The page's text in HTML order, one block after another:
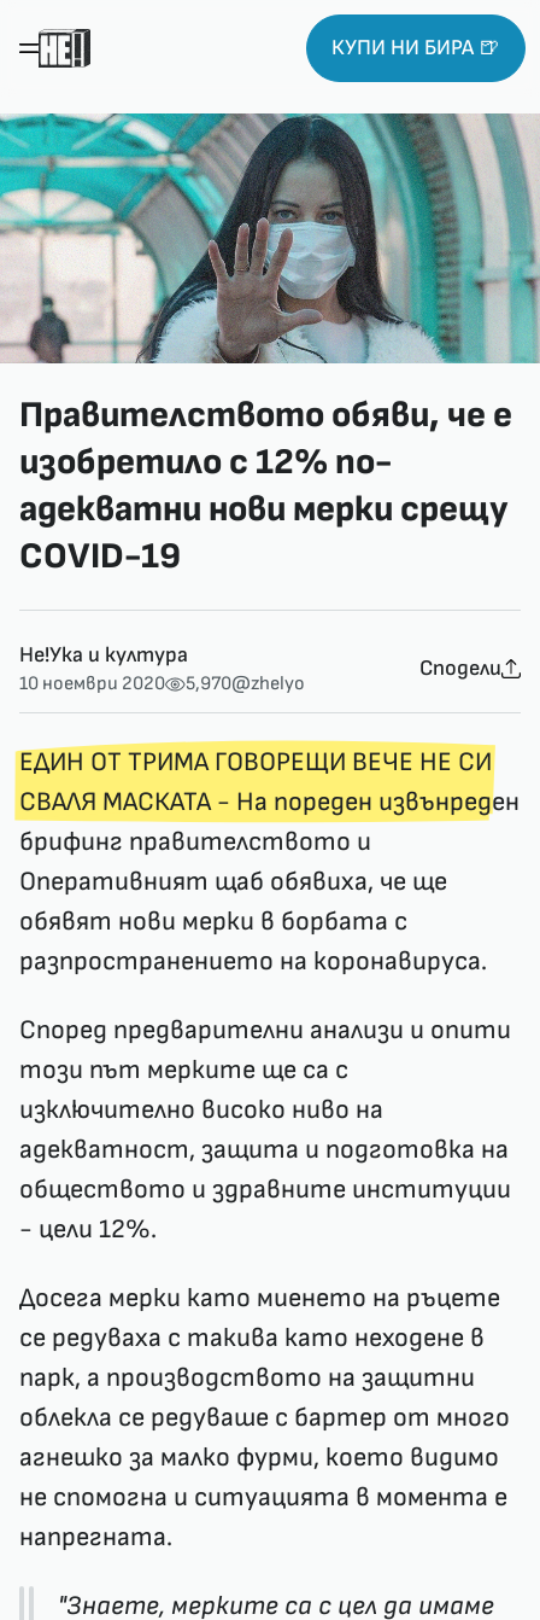
КУПИ НИ БИРА 🍺
Правителството обяви, че е
изобретило с 12% по-
адекватни нови мерки срещу
COVID-19
Не!Ука и култура
10 ноември 2020 5,970@zhelyo
Сподели
ЕДИН ОТ ТРИМА ГОВОРЕЩИ ВЕЧЕ НЕ СИ
СВАЛЯ МАСКАТА- На пореден извънреден
брифинг правителството и
Оперативният щаб обявиха, че ще
обявят нови мерки в борбата с
разпространението на коронавируса.
Според предварителни анализи и опити
този път мерките ще са с
изключително високо ниво на
адекватност, защита и подготовка на
обществото и здравните институции
- цели 12%.
Досега мерки като миенето на ръцете
се редуваха с такива като неходене в
парк, а производството на защитни
облекла се редуваше с бартер от много
агнешко за малко фурми, което видимо
не спомогна и ситуацията в момента е
напрегната.
"Знаете, мерките са с цел да имаме